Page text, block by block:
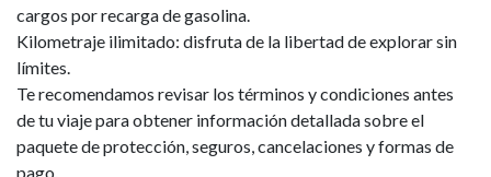
cargos por recarga de gasolina.
Kilometraje ilimitado: disfruta de la libertad de explorar sin
límites.
Te recomendamos revisar los términos y condiciones antes
de tu viaje para obtener información detallada sobre el
paquete de protección, seguros, cancelaciones y formas de
pago.